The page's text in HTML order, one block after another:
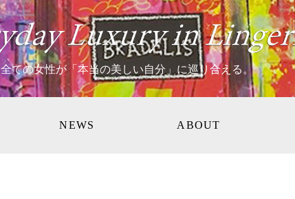
全ての女性が「本当の美しい自分」に巡り合える。
NEWS ABOUT